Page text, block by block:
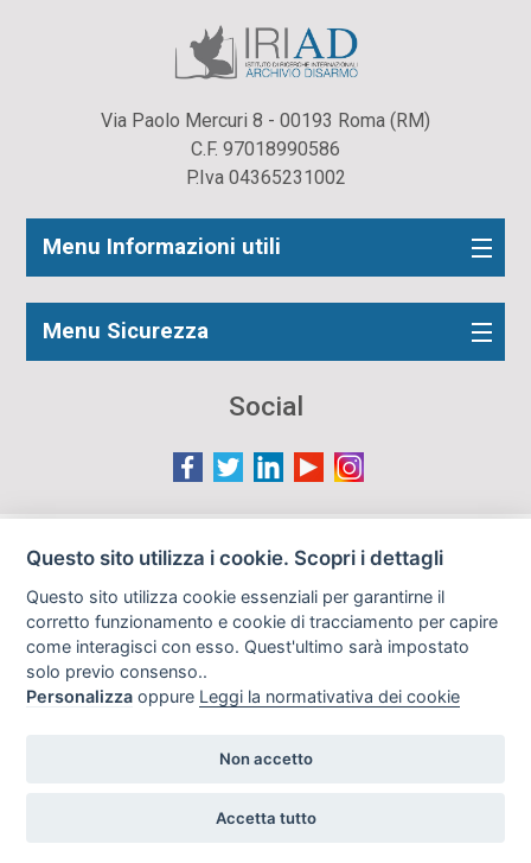
Via Paolo Mercuri 8 - 00193 Roma (RM)
C.F. 97018990586
P.Iva 04365231002
Menu Informazioni utili
Menu Sicurezza
Social
Le immagini presenti nel sito sono in parte reperite da
gli autori o i soggetti ritratti fossero contrari al loro utilizzo
in questa sede, l'Istituto, ove opportuno, provvederà a
rimuoverle previa richiesta all'indirizzo email:
info@archiviodisarmo.it
Copyright 2019
Realizzazione siti web
Questo sito utilizza i cookie. Scopri i dettagli
Questo sito utilizza cookie essenziali per garantirne il
corretto funzionamento e cookie di tracciamento per capire
come interagisci con esso. Quest'ultimo sarà impostato
solo previo consenso..
Personalizza oppure Leggi la normativativa dei cookie
Non accetto
Accetta tutto